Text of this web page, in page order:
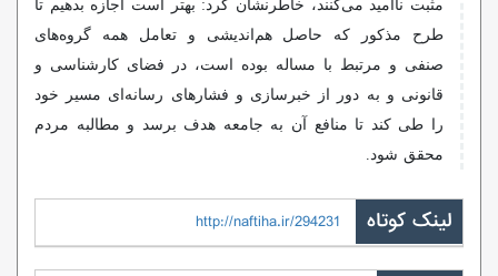
مثبت ناامید می‌کنند، خاطرنشان کرد: بهتر است اجازه بدهیم تا
طرح مذکور که حاصل هم‌اندیشی و تعامل همه گروه‌های
صنفی و مرتبط با مساله بوده است، در فضای کارشناسی و
قانونی و به دور از خبرسازی و فشارهای رسانه‌ای مسیر خود
را طی کند تا منافع آن به جامعه هدف برسد و مطالبه مردم
محقق شود.
لینک کوتاه http://naftiha.ir/294231